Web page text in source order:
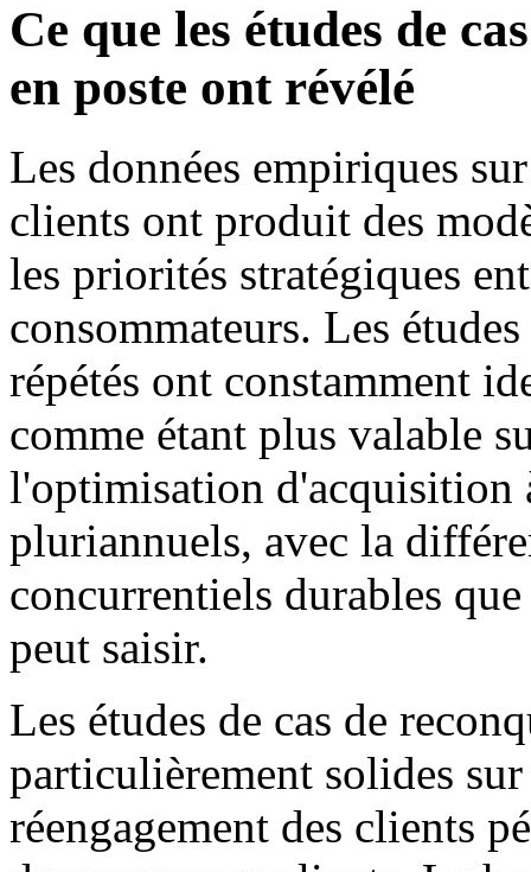
Ce que les études de
en poste ont révélé
Les données empiriques
clients ont produit des
les priorités stratégiques
consommateurs. Les
répétés ont constamment
comme étant plus valable
l'optimisation d'acquisition
pluriannuels, avec la
concurrentiels durables
peut saisir.
Les études de cas de
particulièrement solides
réengagement des clients